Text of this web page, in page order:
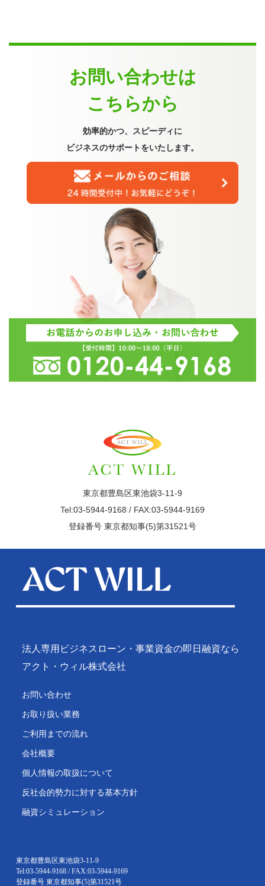
お問い合わせは
こちらから
効率的かつ、スピーディに
ビジネスのサポートをいたします。
東京都豊島区東池袋3-11-9
Tel:03-5944-9168 / FAX:03-5944-9169
登録番号 東京都知事(5)第31521号
法人専用ビジネスローン・事業資金の即日融資なら
アクト・ウィル株式会社
お問い合わせ
お取り扱い業務
ご利用までの流れ
会社概要
個人情報の取扱について
反社会的勢力に対する基本方針
融資シミュレーション
東京都豊島区東池袋3-11-9
Tel:03-5944-9168 / FAX:03-5944-9169
登録番号 東京都知事(5)第31521号